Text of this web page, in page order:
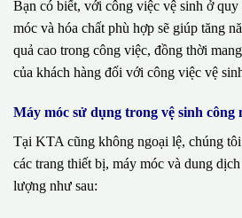
Bạn có biết, với công việc vệ sinh ở
móc và hóa chất phù hợp sẽ giúp tăng
quả cao trong công việc, đồng thời
của khách hàng đối với công việc vệ
Máy móc sử dụng trong vệ sinh công
Tại KTA cũng không ngoại lệ, chúng
các trang thiết bị, máy móc và dung
lượng như sau: